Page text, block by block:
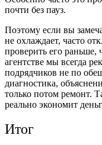
почти без пауз.
Поэтому если вы
не охлаждает, часто
проверить его раньше,
агентстве мы всегда
подрядчиков не по
диагностика,
только потом ремонт.
реально экономит
Итог